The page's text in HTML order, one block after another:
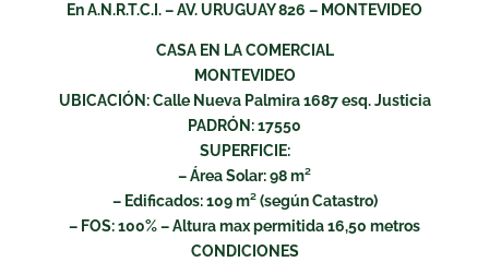
En A.N.R.T.C.I. – AV. URUGUAY 826 – MONTEVIDEO
CASA EN LA COMERCIAL
MONTEVIDEO
UBICACIÓN: Calle Nueva Palmira 1687 esq. Justicia
PADRÓN: 17550
SUPERFICIE:
– Área Solar: 98 m²
– Edificados: 109 m² (según Catastro)
– FOS: 100% – Altura max permitida 16,50 metros
CONDICIONES